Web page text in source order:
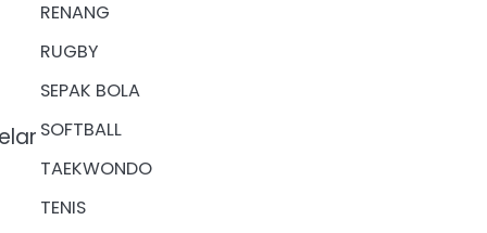
RENANG
RUGBY
SEPAK BOLA
SOFTBALL
TAEKWONDO
TENIS